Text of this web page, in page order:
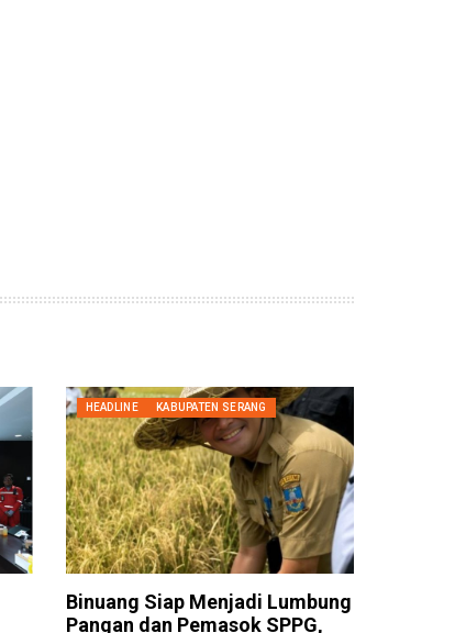
HEADLINE KABUPATEN SERANG
Binuang Siap Menjadi Lumbung
Pangan dan Pemasok SPPG,